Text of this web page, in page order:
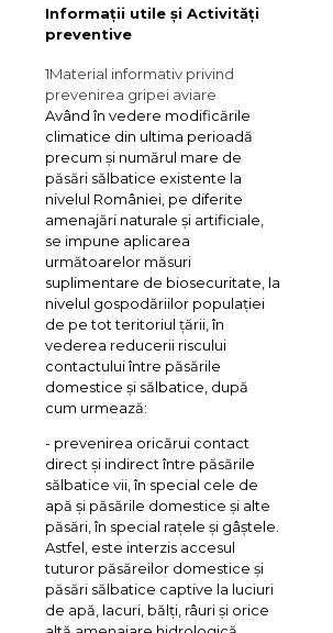
Informații utile și Activități
preventive
1Material informativ privind
prevenirea gripei aviare
Având în vedere modificările
climatice din ultima perioadă
precum și numărul mare de
păsări sălbatice existente la
nivelul României, pe diferite
amenajări naturale și artificiale,
se impune aplicarea
următoarelor măsuri
suplimentare de biosecuritate, la
nivelul gospodăriilor populației
de pe tot teritoriul țării, în
vederea reducerii riscului
contactului între păsările
domestice și sălbatice, după
cum urmează:
- prevenirea oricărui contact
direct și indirect între păsările
sălbatice vii, în special cele de
apă și păsările domestice și alte
păsări, în special rațele și gâștele.
Astfel, este interzis accesul
tuturor păsăreilor domestice și
păsări sălbatice captive la luciuri
de apă, lacuri, bălți, râuri și orice